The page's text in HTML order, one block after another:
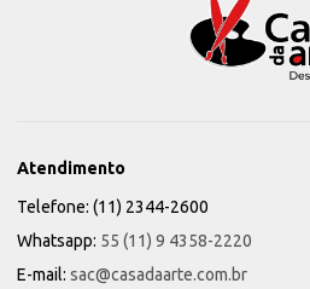
Atendimento
Telefone: (11) 2344-2600
Whatsapp: 55 (11) 9 4358-2220
E-mail: sac@casadaarte.com.br